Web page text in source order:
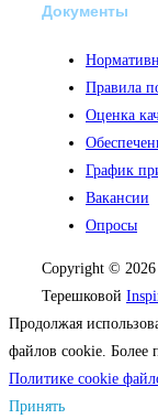
Документы
Правила
Оценка
График
Вакансии
Опросы
Copyright ©
Терешковой
Продолжая
файлов cookie.
Политике cookie
Принять